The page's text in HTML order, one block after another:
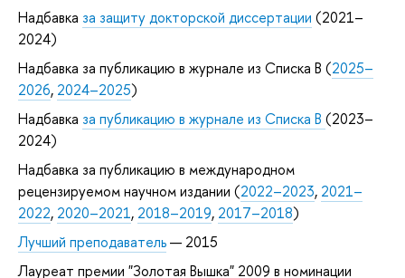
Надбавка за защиту докторской диссертации (2021–
2024)
Надбавка за публикацию в журнале из Списка B (2025–
2026, 2024–2025)
Надбавка за публикацию в журнале из Списка B (2023–
2024)
Надбавка за публикацию в международном
рецензируемом научном издании (2022–2023, 2021–
2022, 2020–2021, 2018–2019, 2017–2018)
Лучший преподаватель— 2015
Лауреат премии "Золотая Вышка" 2009 в номинации